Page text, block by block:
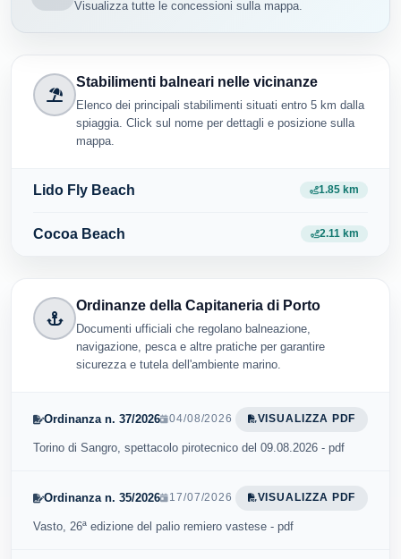
Visualizza tutte le concessioni sulla mappa.
Stabilimenti balneari nelle vicinanze
Elenco dei principali stabilimenti situati entro 5 km dalla
spiaggia. Click sul nome per dettagli e posizione sulla
mappa.
Lido Fly Beach 1.85 km
Cocoa Beach 2.11 km
Ordinanze della Capitaneria di Porto
Documenti ufficiali che regolano balneazione,
navigazione, pesca e altre pratiche per garantire
sicurezza e tutela dell'ambiente marino.
Ordinanza n. 37/2026 04/08/2026 VISUALIZZA PDF
Torino di Sangro, spettacolo pirotecnico del 09.08.2026 - pdf
Ordinanza n. 35/2026 17/07/2026 VISUALIZZA PDF
Vasto, 26ª edizione del palio remiero vastese - pdf